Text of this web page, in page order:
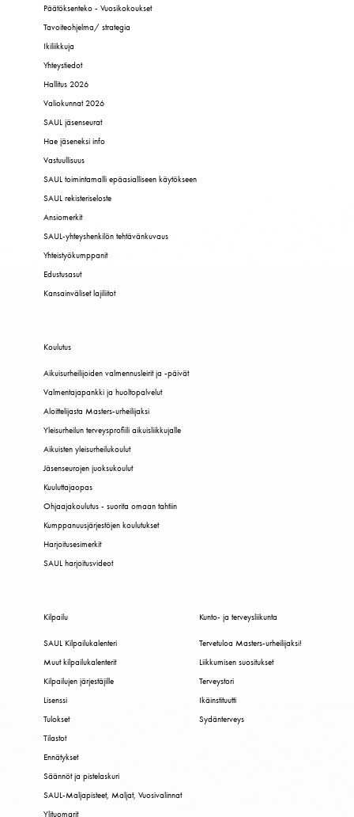
Päätöksenteko - Vuosikokoukset
Tavoiteohjelma/ strategia
Ikiliikkuja
Yhteystiedot
Hallitus 2026
Valiokunnat 2026
SAUL jäsenseurat
Hae jäseneksi info
Vastuullisuus
SAUL toimintamalli epäasialliseen käytökseen
SAUL rekisteriseloste
Ansiomerkit
SAUL-yhteyshenkilön tehtävänkuvaus
Yhteistyökumppanit
Edustusasut
Kansainväliset lajiliitot
Koulutus
Aikuisurheilijoiden valmennusleirit ja -päivät
Valmentajapankki ja huoltopalvelut
Aloittelijasta Masters-urheilijaksi
Yleisurheilun terveysprofiili aikuisliikkujalle
Aikuisten yleisurheilukoulut
Jäsenseurojen juoksukoulut
Kuuluttajaopas
Ohjaajakoulutus - suorita omaan tahtiin
Kumppanuusjärjestöjen koulutukset
Harjoitusesimerkit
SAUL harjoitusvideot
Kilpailu
SAUL Kilpailukalenteri
Muut kilpailukalenterit
Kilpailujen järjestäjille
Lisenssi
Tulokset
Tilastot
Ennätykset
Säännöt ja pistelaskuri
SAUL-Maljapisteet, Maljat, Vuosivalinnat
Ylituomarit
Kunto- ja terveysliikunta
Tervetuloa Masters-urheilijaksi!
Liikkumisen suositukset
Terveystori
Ikäinstituutti
Sydänterveys